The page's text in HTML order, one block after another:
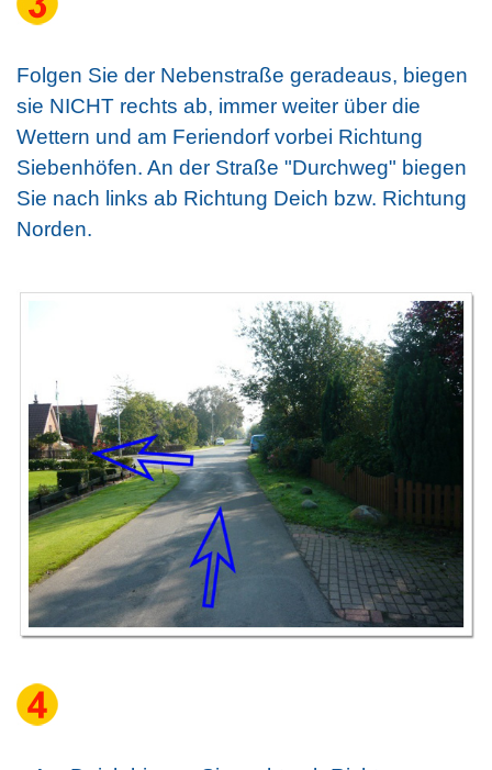
Folgen Sie der Nebenstraße geradeaus, biegen
sie NICHT rechts ab, immer weiter über die
Wettern und am Feriendorf vorbei Richtung
Siebenhöfen. An der Straße "Durchweg" biegen
Sie nach links ab Richtung Deich bzw. Richtung
Norden.